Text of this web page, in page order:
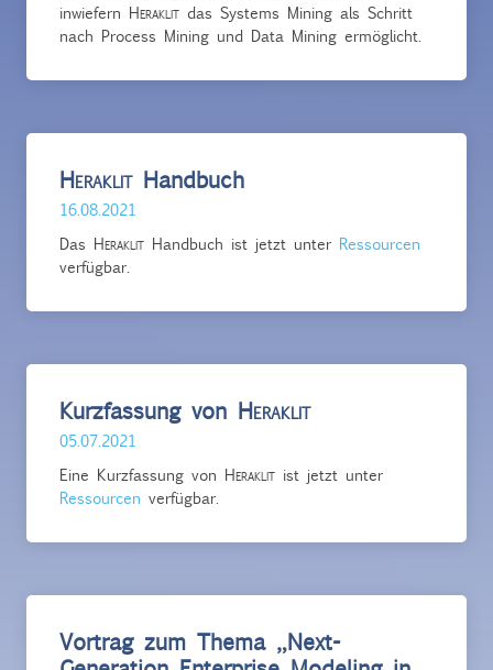
inwiefern Heraklit das Systems Mining als Schritt
nach Process Mining und Data Mining ermöglicht.
HeraklitHandbuch
16.08.2021
Das Heraklit Handbuch ist jetzt unter Ressourcen
verfügbar.
Kurzfassung von Heraklit
05.07.2021
Eine Kurzfassung von Heraklit ist jetzt unter
Ressourcen verfügbar.
Vortrag zum Thema „Next-